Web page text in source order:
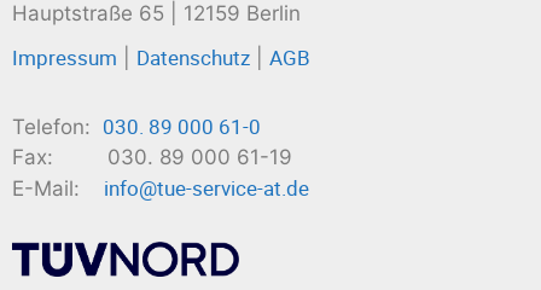
Hauptstraße 65 | 12159 Berlin
Impressum Datenschutz AGB
Telefon: 030. 89 000 61-0
Fax: 030. 89 000 61-19
E-Mail: info@tue-service-at.de